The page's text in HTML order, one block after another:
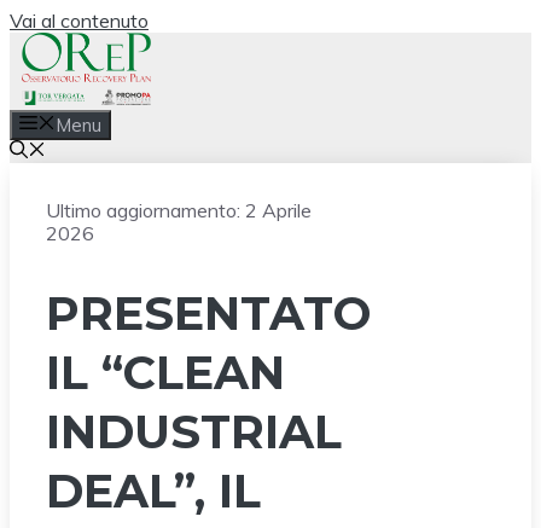
Vai al contenuto
Menu
Ultimo aggiornamento: 2 Aprile
2026
PRESENTATO
IL “CLEAN
INDUSTRIAL
DEAL”, IL